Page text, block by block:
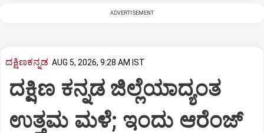
ADVERTISEMENT
ದಕ್ಷಿಣಕನ್ನಡ AUG 5, 2026, 9:28 AM IST
ದಕ್ಷಿಣ ಕನ್ನಡ ಜಿಲ್ಲೆಯಾದ್ಯಂತ
ಉತ್ತಮ ಮಳೆ; ಇಂದು ಆರೆಂಜ್‌